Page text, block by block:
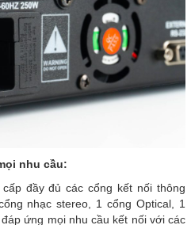
nhu cầu:
đầy đủ các cổng kết nối thông
nhạc stereo, 1 cổng Optical, 1
ứng mọi nhu cầu kết nối với các